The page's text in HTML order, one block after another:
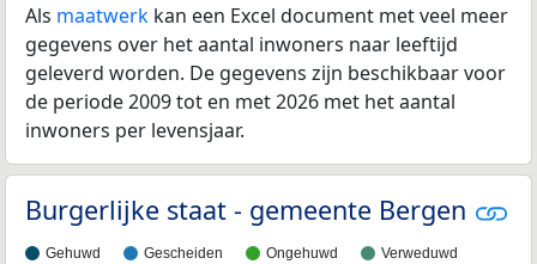
Als maatwerk kan een Excel document met veel meer
gegevens over het aantal inwoners naar leeftijd
geleverd worden. De gegevens zijn beschikbaar voor
de periode 2009 tot en met 2026 met het aantal
inwoners per levensjaar.
Burgerlijke staat - gemeente Bergen
Gehuwd Gescheiden Ongehuwd Verweduwd